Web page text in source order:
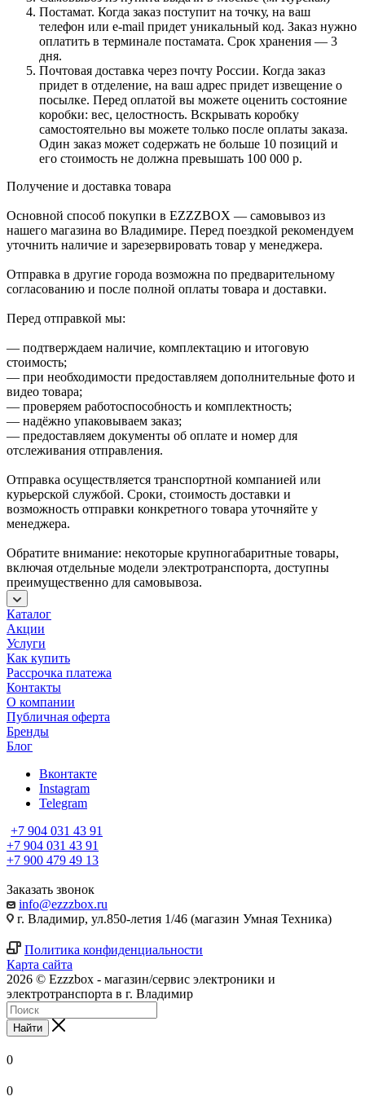
Постамат. Когда заказ поступит на точку, на ваш
телефон или e-mail придет уникальный код. Заказ нужно
оплатить в терминале постамата. Срок хранения — 3
дня.
Почтовая доставка через почту России. Когда заказ
придет в отделение, на ваш адрес придет извещение о
посылке. Перед оплатой вы можете оценить состояние
коробки: вес, целостность. Вскрывать коробку
самостоятельно вы можете только после оплаты заказа.
Один заказ может содержать не больше 10 позиций и
его стоимость не должна превышать 100 000 р.
Получение и доставка товара
Основной способ покупки в EZZZBOX — самовывоз из
нашего магазина во Владимире. Перед поездкой рекомендуем
уточнить наличие и зарезервировать товар у менеджера.
Отправка в другие города возможна по предварительному
согласованию и после полной оплаты товара и доставки.
Перед отправкой мы:
— подтверждаем наличие, комплектацию и итоговую
стоимость;
— при необходимости предоставляем дополнительные фото и
видео товара;
— проверяем работоспособность и комплектность;
— надёжно упаковываем заказ;
— предоставляем документы об оплате и номер для
отслеживания отправления.
Отправка осуществляется транспортной компанией или
курьерской службой. Сроки, стоимость доставки и
возможность отправки конкретного товара уточняйте у
менеджера.
Обратите внимание: некоторые крупногабаритные товары,
включая отдельные модели электротранспорта, доступны
преимущественно для самовывоза.
Каталог
Акции
Услуги
Как купить
Рассрочка платежа
Контакты
О компании
Публичная оферта
Бренды
Блог
Вконтакте
Instagram
Telegram
+7 904 031 43 91
+7 904 031 43 91
+7 900 479 49 13
Заказать звонок
info@ezzzbox.ru
г. Владимир, ул.850-летия 1/46 (магазин Умная Техника)
Политика конфиденциальности
Карта сайта
2026 © Ezzzbox - магазин/сервис электроники и
электротранспорта в г. Владимир
Найти
0
0